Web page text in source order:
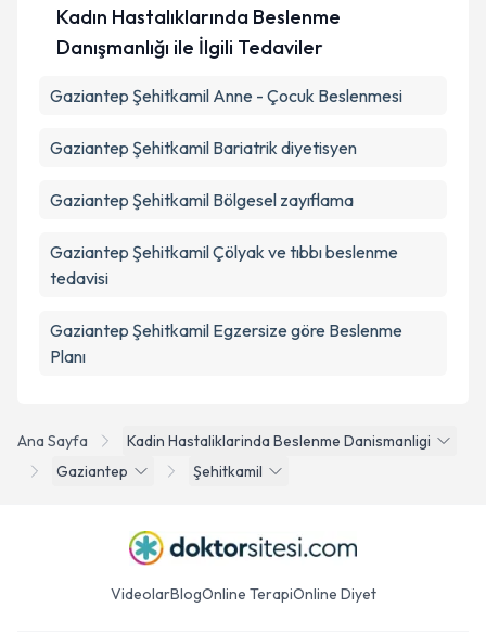
Ana Sayfa
Kadin Hastaliklarinda Beslenme Danismanligi
Gaziantep
Şehitkamil
Kadın Hastalıklarında Beslenme
Danışmanlığı ile İlgili Tedaviler
Gaziantep Şehitkamil Anne - Çocuk Beslenmesi
Gaziantep Şehitkamil Bariatrik diyetisyen
Gaziantep Şehitkamil Bölgesel zayıflama
Gaziantep Şehitkamil Çölyak ve tıbbı beslenme
tedavisi
Gaziantep Şehitkamil Egzersize göre Beslenme
Planı
VideolarBlogOnline TerapiOnline Diyet